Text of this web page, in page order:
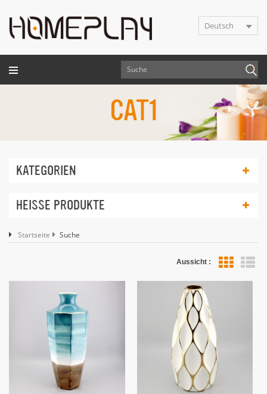
Deutsch
CAT1
KATEGORIEN
HEISSE PRODUKTE
Startseite Suche
Aussicht :